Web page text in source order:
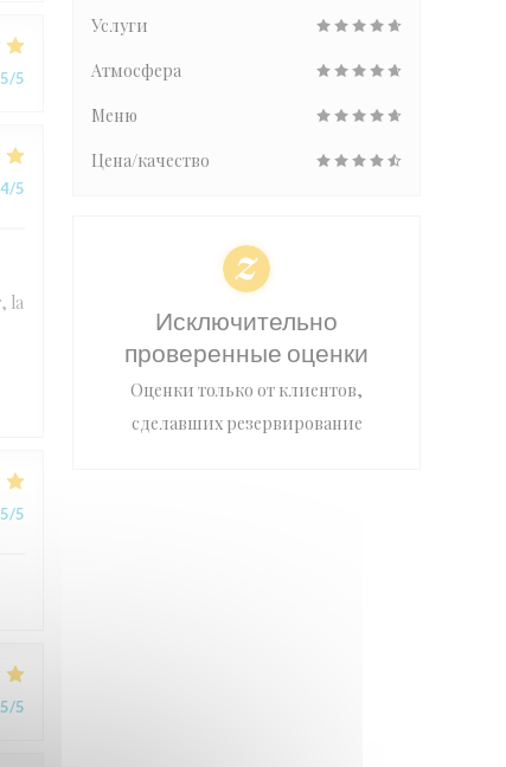
5/5
4/5
la
5/5
5/5
Услуги
Атмосфера
Меню
Цена/качество
Исключительно
проверенные оценки
Оценки только от клиентов,
сделавших резервирование